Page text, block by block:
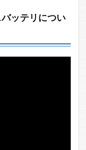
ッテリについ